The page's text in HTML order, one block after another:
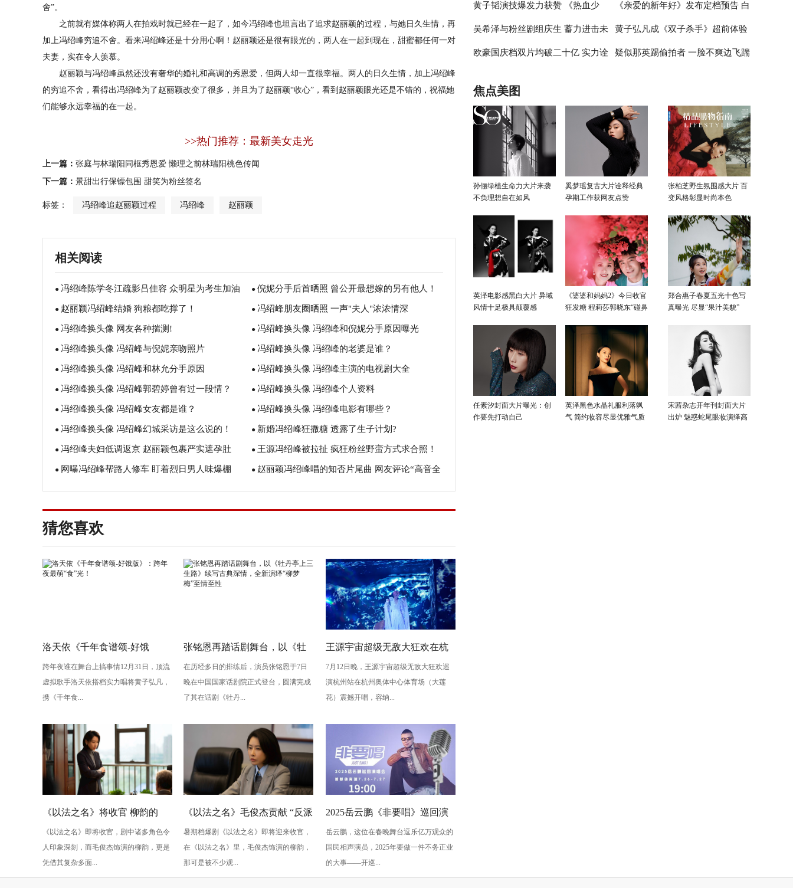
舍”。
之前就有媒体称两人在拍戏时就已经在一起了，如今冯绍峰也坦言出了追求赵丽颖的过程，与她日久生情，再
加上冯绍峰穷追不舍。看来冯绍峰还是十分用心啊！赵丽颖还是很有眼光的，两人在一起到现在，甜蜜都任何一对
夫妻，实在令人羡慕。
赵丽颖与冯绍峰虽然还没有奢华的婚礼和高调的秀恩爱，但两人却一直很幸福。两人的日久生情，加上冯绍峰
的穷追不舍，看得出冯绍峰为了赵丽颖改变了很多，并且为了赵丽颖“收心”，看到赵丽颖眼光还是不错的，祝福她
们能够永远幸福的在一起。
>>热门推荐：最新美女走光
上一篇： 张庭与林瑞阳同框秀恩爱 懒理之前林瑞阳桃色传闻
下一篇： 景甜出行保镖包围 甜笑为粉丝签名
标签： 冯绍峰追赵丽颖过程 冯绍峰 赵丽颖
相关阅读
● 冯绍峰陈学冬江疏影吕佳容 众明星为考生加油
支招
● 倪妮分手后首晒照 曾公开最想嫁的另有他人！
● 赵丽颖冯绍峰结婚 狗粮都吃撑了！ ● 冯绍峰朋友圈晒照 一声"夫人"浓浓情深
● 冯绍峰换头像 网友各种揣测! ● 冯绍峰换头像 冯绍峰和倪妮分手原因曝光
● 冯绍峰换头像 冯绍峰与倪妮亲吻照片 ● 冯绍峰换头像 冯绍峰的老婆是谁？
● 冯绍峰换头像 冯绍峰和林允分手原因 ● 冯绍峰换头像 冯绍峰主演的电视剧大全
● 冯绍峰换头像 冯绍峰郭碧婷曾有过一段情？ ● 冯绍峰换头像 冯绍峰个人资料
● 冯绍峰换头像 冯绍峰女友都是谁？ ● 冯绍峰换头像 冯绍峰电影有哪些？
● 冯绍峰换头像 冯绍峰幻城采访是这么说的！ ● 新婚冯绍峰狂撒糖 透露了生子计划?
● 冯绍峰夫妇低调返京 赵丽颖包裹严实遮孕肚 ● 王源冯绍峰被拉扯 疯狂粉丝野蛮方式求合照！
● 网曝冯绍峰帮路人修车 盯着烈日男人味爆棚 ● 赵丽颖冯绍峰唱的知否片尾曲 网友评论“高音全
靠吼”？
猜您喜欢
洛天依《千年食谱颂-好饿
版》：跨年夜最萌“食”光！
跨年夜谁在舞台上搞事情12月31日，顶流
虚拟歌手洛天依搭档实力唱将黄子弘凡，
携《千年食...
张铭恩再踏话剧舞台，以《牡
丹亭上三生路》续写古典深
情，全新演绎“柳梦梅”至情至
在历经多日的排练后，演员张铭恩于7日
晚在中国国家话剧院正式登台，圆满完成
了其在话剧《牡丹...
王源宇宙超级无敌大狂欢在杭
州开唱 用心细节诠释双向奔赴
的爱
7月12日晚，王源宇宙超级无敌大狂欢巡
演杭州站在杭州奥体中心体育场（大莲
花）震撼开唱，容纳...
《以法之名》将收官 柳韵的
“蠢” 让毛俊杰重回巅峰
《以法之名》即将收官，剧中诸多角色令
人印象深刻，而毛俊杰饰演的柳韵，更是
凭借其复杂多面...
《以法之名》毛俊杰贡献 “反派
级” 演技？柳韵的 “蠢” 是表演
的胜利！
暑期档爆剧《以法之名》即将迎来收官，
在《以法之名》里，毛俊杰饰演的柳韵，
那可是被不少观...
2025岳云鹏《非要唱》巡回演
唱会北京站：用音乐讲最朴素
的真心话
岳云鹏，这位在春晚舞台逗乐亿万观众的
国民相声演员，2025年要做一件不务正业
的大事——开巡...
大剧院》却宣布撤档 的心
黄子韬演技爆发力获赞 《热血少
年》收官在即
《亲爱的新年好》发布定档预告 白
百何张子枫温馨约定跨年公映
吴希泽与粉丝剧组庆生 蓄力进击未
来可期
黄子弘凡成《双子杀手》超前体验
官 出席首映红毯推广电影革新
欧豪国庆档双片均破二十亿 实力诠 疑似那英踢偷拍者 一脸不爽边飞踹
焦点美图
孙俪绿植生命力大片来袭
不负理想自在如风
奚梦瑶复古大片诠释经典
孕期工作获网友点赞
张柏芝野生氛围感大片 百
变风格彰显时尚本色
英泽电影感黑白大片 异域
风情十足极具颠覆感
《婆婆和妈妈2》今日收官
狂发糖 程莉莎郭晓东“碰鼻
郑合惠子春夏五光十色写
真曝光 尽显“果汁美貌”
任素汐封面大片曝光：创
作要先打动自己
英泽黑色水晶礼服利落飒
气 简约妆容尽显优雅气质
宋茜杂志开年刊封面大片
出炉 魅惑蛇尾眼妆演绎高